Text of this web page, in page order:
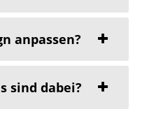
anpassen?
sind dabei?